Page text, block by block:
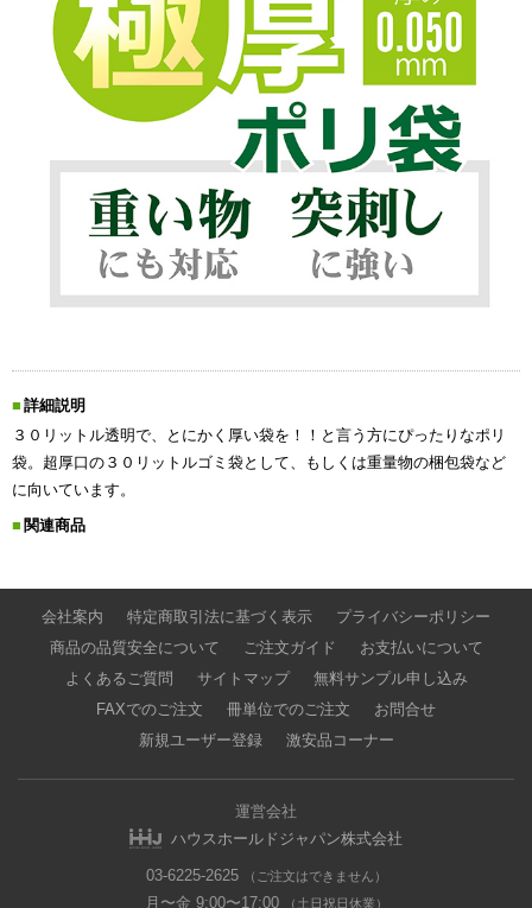
詳細説明
３０リットル透明で、とにかく厚い袋を！！と言う方にぴったりなポリ
袋。超厚口の３０リットルゴミ袋として、もしくは重量物の梱包袋など
に向いています。
関連商品
会社案内 特定商取引法に基づく表示
プライバシーポリシー
商品の品質安全について
ご注文ガイド
お支払いについて
よくあるご質問
サイトマップ
無料サンプル申し込み
FAXでのご注文
冊単位でのご注文
お問合せ
新規ユーザー登録
激安品コーナー
運営会社
ハウスホールドジャパン株式会社
03-6225-2625 （ご注文はできません）
月〜金 9:00〜17:00 （土日祝日休業）